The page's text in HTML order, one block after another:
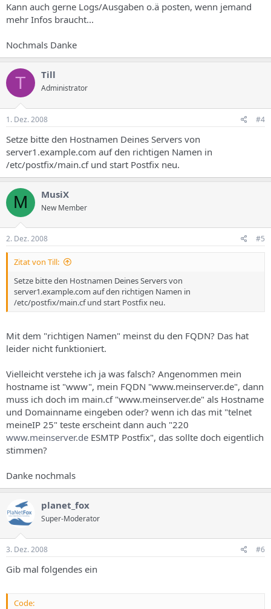
Kann auch gerne Logs/Ausgaben o.ä posten, wenn jemand
mehr Infos braucht...
Nochmals Danke
T Till
Administrator
1. Dez. 2008 #4
Setze bitte den Hostnamen Deines Servers von
server1.example.com auf den richtigen Namen in
/etc/postfix/main.cf und start Postfix neu.
M MusiX
New Member
2. Dez. 2008 #5
Zitat von Till:
Setze bitte den Hostnamen Deines Servers von
server1.example.com auf den richtigen Namen in
/etc/postfix/main.cf und start Postfix neu.
Mit dem "richtigen Namen" meinst du den FQDN? Das hat
leider nicht funktioniert.
Vielleicht verstehe ich ja was falsch? Angenommen mein
hostname ist "www", mein FQDN "www.meinserver.de", dann
muss ich doch im main.cf "www.meinserver.de" als Hostname
und Domainname eingeben oder? wenn ich das mit "telnet
meineIP 25" teste erscheint dann auch "220
www.meinserver.de ESMTP Postfix", das sollte doch eigentlich
stimmen?
Danke nochmals
planet_fox
Super-Moderator
3. Dez. 2008 #6
Gib mal folgendes ein
Code: